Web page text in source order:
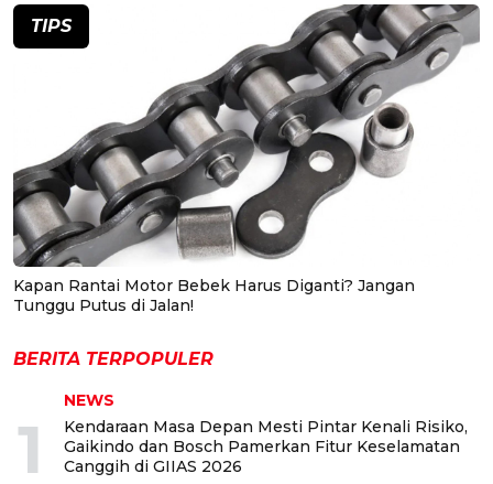
TIPS
Kapan Rantai Motor Bebek Harus Diganti? Jangan
Tunggu Putus di Jalan!
BERITA TERPOPULER
1
NEWS
Kendaraan Masa Depan Mesti Pintar Kenali Risiko,
Gaikindo dan Bosch Pamerkan Fitur Keselamatan
Canggih di GIIAS 2026